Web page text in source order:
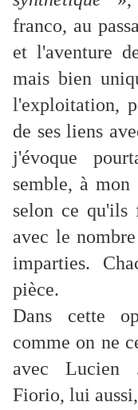
franco, au
et l'aventure
mais bien
l'exploitation,
de ses liens
j'évoque
semble, à
selon ce qu'ils
avec le
imparties.
pièce.
Dans cette
comme on ne
avec Lucien
Fiorio, lui